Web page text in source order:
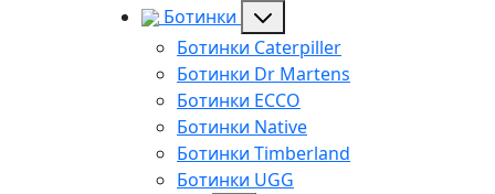
Ботинки
Ботинки Caterpiller
Ботинки Dr Martens
Ботинки ECCO
Ботинки Native
Ботинки Timberland
Ботинки UGG